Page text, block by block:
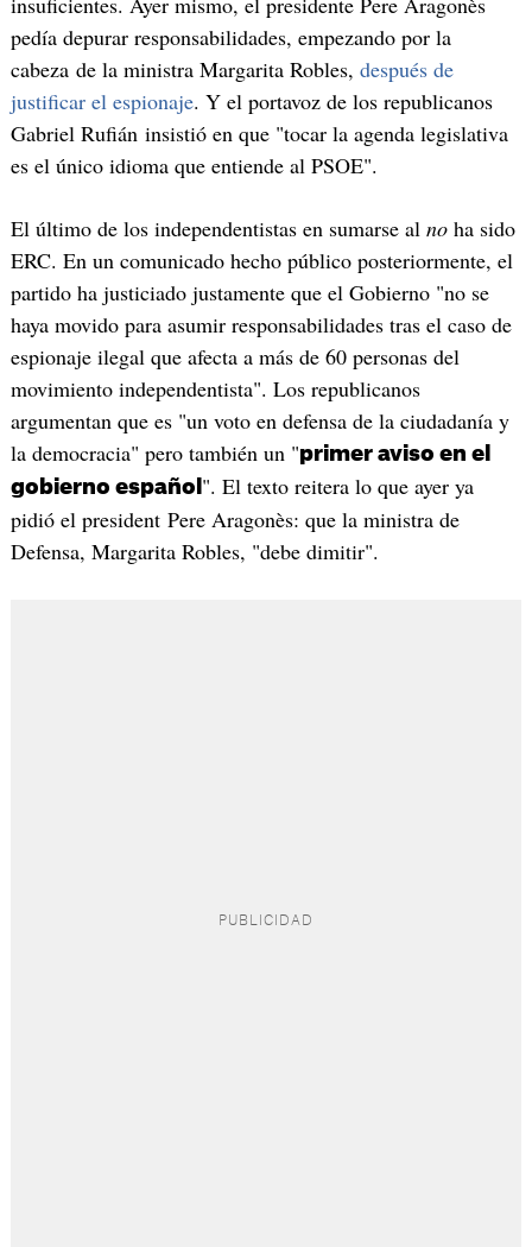
pedía depurar responsabilidades, empezando por la
cabeza de la ministra Margarita Robles, después de
justificar el espionaje. Y el portavoz de los republicanos
Gabriel Rufián insistió en que "tocar la agenda legislativa
es el único idioma que entiende al PSOE".
El último de los independentistas en sumarse al noha sido
ERC. En un comunicado hecho público posteriormente, el
partido ha justiciado justamente que el Gobierno "no se
haya movido para asumir responsabilidades tras el caso de
espionaje ilegal que afecta a más de 60 personas del
movimiento independentista". Los republicanos
argumentan que es "un voto en defensa de la ciudadanía y
la democracia" pero también un "primer aviso en el
gobierno español ". El texto reitera lo que ayer ya
pidió el president Pere Aragonès: que la ministra de
Defensa, Margarita Robles, "debe dimitir".